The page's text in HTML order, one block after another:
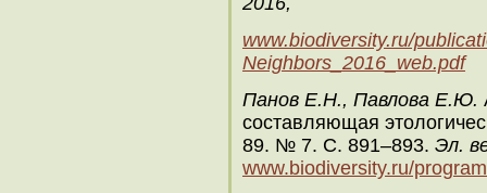
www.biodiversity.ru/
Neighbors_2016_web.pdf
Панов Е.Н., Павлова Е.Ю.
составляющая
89. № 7. С. 891–893. Эл.
www.biodiversity.ru/